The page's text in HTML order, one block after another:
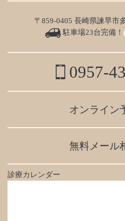
〒859-0405 長崎県諫早市
駐車場23台完備！
0957-
オンライン
無料メール
診療カレンダー